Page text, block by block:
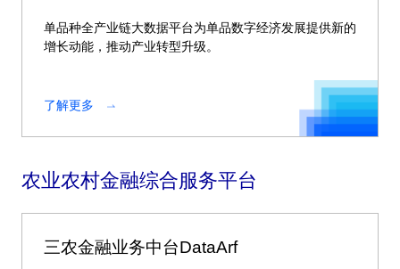
单品种全产业链大数据平台为单品数字经济发展提供新的
增长动能，推动产业转型升级。
了解更多
农业农村金融综合服务平台
三农金融业务中台DataArf